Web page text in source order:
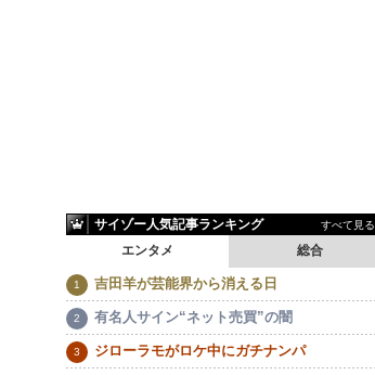
サイゾー人気記事ランキング すべて見る
エンタメ 総合
吉田羊が芸能界から消える日
有名人サイン“ネット売買”の闇
ジローラモがロケ中にガチナンパ